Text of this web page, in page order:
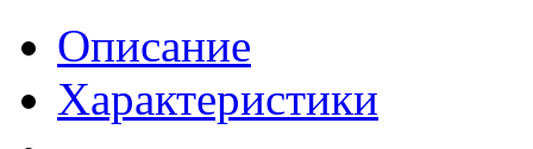
Описание
Характеристики